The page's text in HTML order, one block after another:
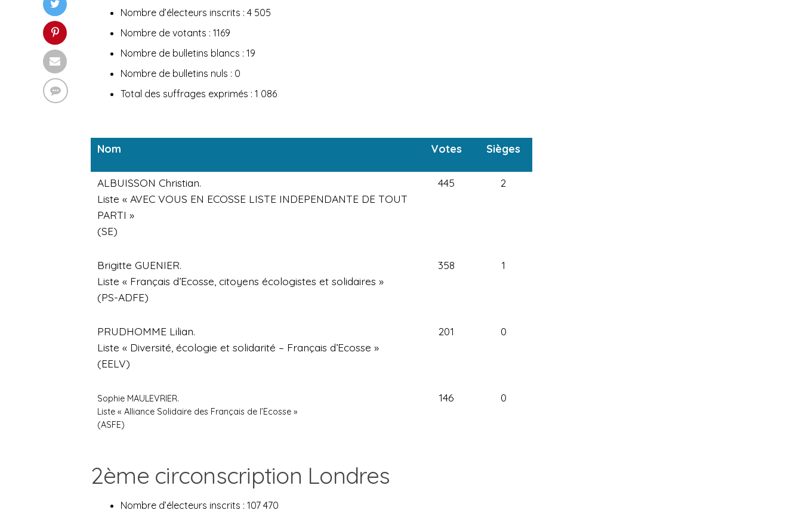
Nombre d’électeurs inscrits : 4 505
Nombre de votants : 1169
Nombre de bulletins blancs : 19
Nombre de bulletins nuls : 0
Total des suffrages exprimés : 1 086
Nom Votes Sièges
ALBUISSON Christian.
Liste « AVEC VOUS EN ECOSSE LISTE INDEPENDANTE DE TOUT
PARTI »
(SE)
445 2
Brigitte GUENIER.
Liste « Français d’Ecosse, citoyens écologistes et solidaires »
(PS-ADFE)
358 1
PRUDHOMME Lilian.
Liste « Diversité, écologie et solidarité – Français d’Ecosse »
(EELV)
201 0
Sophie MAULEVRIER.
Liste « Alliance Solidaire des Français de l’Ecosse »
(ASFE)
146 0
2ème circonscription Londres
Nombre d’électeurs inscrits : 107 470